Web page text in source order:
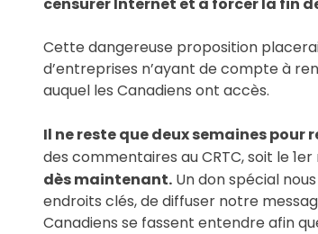
Cette dangereuse proposition
d’entreprises n’ayant de compte à
auquel les Canadiens ont accès.
Il ne reste que deux semaines
des commentaires au CRTC, soit le 1er
dès maintenant. Un don spécial
endroits clés, de diffuser notre
Canadiens se fassent entendre afin